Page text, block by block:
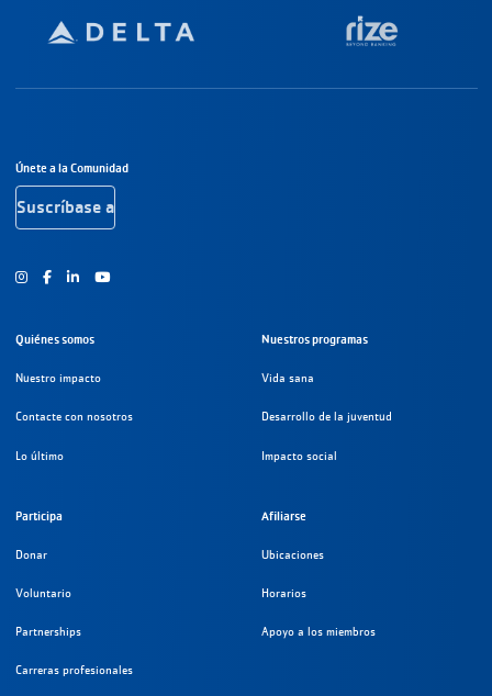
Navegación a pie de página
Únete a la Comunidad
Suscríbase a
Instagram
FacebookYoutube
Quiénes somos
Nuestro impacto
Contacte con nosotros
Lo último
Nuestros programas
Vida sana
Desarrollo de la juventud
Impacto social
Participa
Donar
Voluntario
Partnerships
Carreras profesionales
Afiliarse
Ubicaciones
Horarios
Apoyo a los miembros